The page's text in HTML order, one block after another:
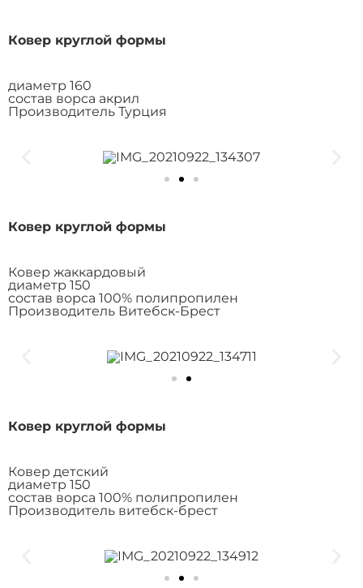
Ковер круглой формы
диаметр 160
состав ворса акрил
Производитель Турция
Ковер круглой формы
Ковер жаккардовый
диаметр 150
состав ворса 100% полипропилен
Производитель Витебск-Брест
Ковер круглой формы
Ковер детский
диаметр 150
состав ворса 100% полипропилен
Производитель витебск-брест